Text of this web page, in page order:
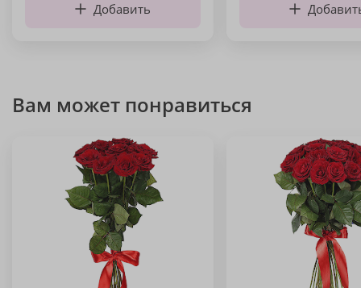
Добавить
Вам может понравиться